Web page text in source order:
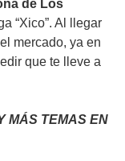
de Los
“Xico”. Al llegar
mercado, ya en
que te lleve a
MÁS TEMAS EN